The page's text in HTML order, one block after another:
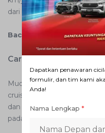
dari pijakan gas.
Baca juga: Mengulik All
Cara kerja smart cruise
Mudah sekali bila ingin
cruise control pada mobil
dan SRZ. Anda hanya
pada samping tuas.
Dapatkan penawaran
formulir, dan tim kami
Anda!
Nama Lengkap *